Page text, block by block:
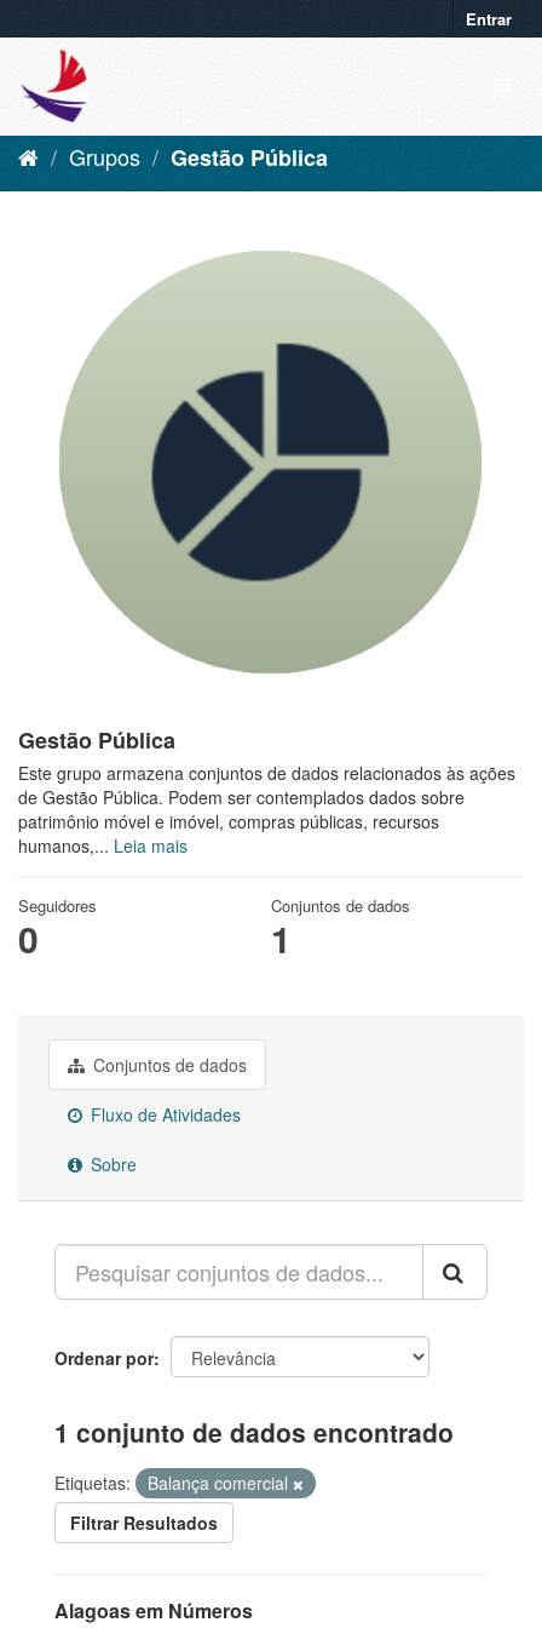
Entrar
Grupos Gestão Pública
Gestão Pública
Este grupo armazena conjuntos de dados relacionados às ações
de Gestão Pública. Podem ser contemplados dados sobre
patrimônio móvel e imóvel, compras públicas, recursos
humanos,... Leia mais
Seguidores
0
Conjuntos de dados
1
Conjuntos de dados
Fluxo de Atividades
Sobre
Ordenar por
1 conjunto de dados encontrado
Etiquetas:
Balança comercial
Filtrar Resultados
Alagoas em Números